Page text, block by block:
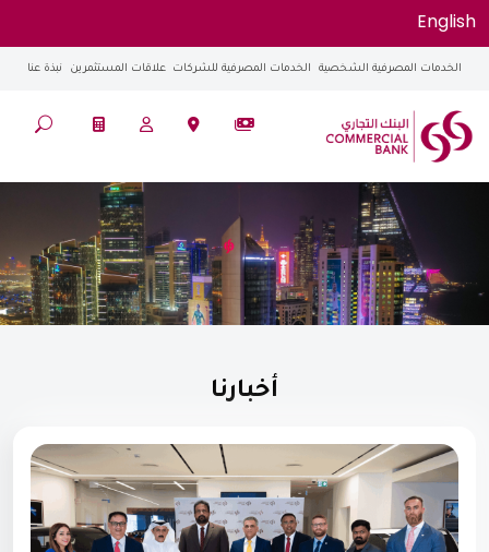
English
الخدمات المصرفية الشخصية الخدمات المصرفية للشركات علاقات المستثمرين نبذة عنا
أخبارنا